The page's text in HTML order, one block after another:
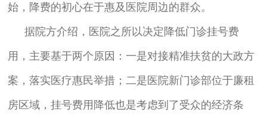
始，降费的初心在于惠及医院周边的群众。
据院方介绍，医院之所以决定降低门诊挂号费
用，主要基于两个原因：一是对接精准扶贫的大政方
案，落实医疗惠民举措；二是医院新门诊部位于廉租
房区域，挂号费用降低也是考虑到了受众的经济条